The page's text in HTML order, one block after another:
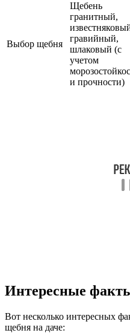
Выбор щебня
Щебень
гранитный,
гравийный,
шлаковый (с
учетом
и прочности)
Интересные
Вот несколько интересных
щебня на даче: